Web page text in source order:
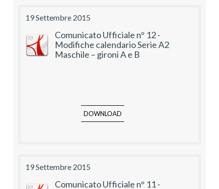
19 Settembre 2015
Comunicato Ufficiale n° 12 -
Modifiche calendario Serie A2
Maschile – gironi A e B
DOWNLOAD
19 Settembre 2015
Comunicato Ufficiale n° 11 -